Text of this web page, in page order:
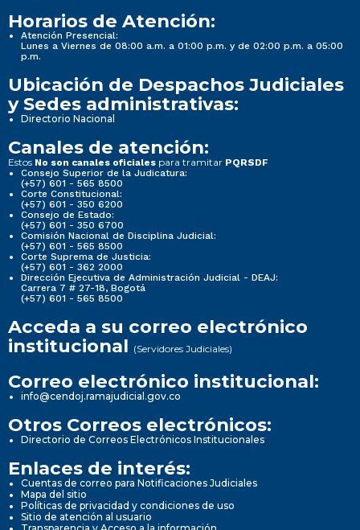
Horarios de Atención:
Atención Presencial:
Lunes a Viernes de 08:00 a.m. a 01:00 p.m. y de 02:00 p.m. a 05:00
p.m.
Ubicación de Despachos Judiciales
y Sedes administrativas:
Directorio Nacional
Canales de atención:
Estos No son canales oficiales para tramitar PQRSDF
Consejo Superior de la Judicatura:
(+57) 601 - 565 8500
Corte Constitucional:
(+57) 601 - 350 6200
Consejo de Estado:
(+57) 601 - 350 6700
Comisión Nacional de Disciplina Judicial:
(+57) 601 - 565 8500
Corte Suprema de Justicia:
(+57) 601 - 362 2000
Dirección Ejecutiva de Administración Judicial - DEAJ:
Carrera 7 # 27-18, Bogotá
(+57) 601 - 565 8500
Acceda a su correo electrónico
institucional (Servidores Judiciales)
Correo electrónico institucional:
info@cendoj.ramajudicial.gov.co
Otros Correos electrónicos:
Directorio de Correos Electrónicos Institucionales
Enlaces de interés:
Cuentas de correo para Notificaciones Judiciales
Mapa del sitio
Políticas de privacidad y condiciones de uso
Sitio de atención al usuario